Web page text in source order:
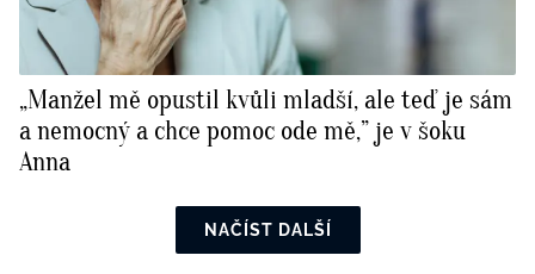
„Manžel mě opustil kvůli mladší, ale teď je sám
a nemocný a chce pomoc ode mě,” je v šoku
Anna
NAČÍST DALŠÍ